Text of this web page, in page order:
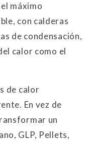
máximo
con calderas
de condensación,
calor como el
de calor
En vez de
un
GLP, Pellets,